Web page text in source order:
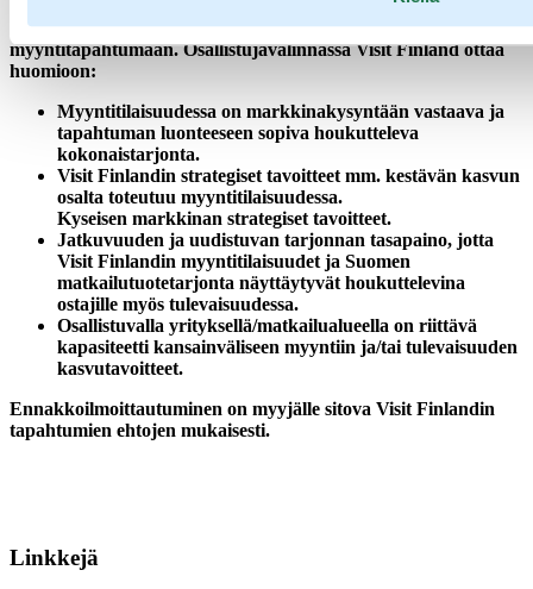
HUOM! Ennakko-ilmoittautuminen on auki 2.2.2026 saakka,
viimeistään sen jälkeen Visit Finland valitsee osallistujat
myyntitapahtumaan. Osallistujavalinnassa Visit Finland ottaa
huomioon:
Myyntitilaisuudessa on markkinakysyntään vastaava ja
tapahtuman luonteeseen sopiva houkutteleva
kokonaistarjonta.
Visit Finlandin strategiset tavoitteet mm. kestävän kasvun
osalta toteutuu myyntitilaisuudessa.
Kyseisen markkinan strategiset tavoitteet.
Jatkuvuuden ja uudistuvan tarjonnan tasapaino, jotta
Visit Finlandin myyntitilaisuudet ja Suomen
matkailutuotetarjonta näyttäytyvät houkuttelevina
ostajille myös tulevaisuudessa.
Osallistuvalla yrityksellä/matkailualueella on riittävä
kapasiteetti kansainväliseen myyntiin ja/tai tulevaisuuden
kasvutavoitteet.
Ennakkoilmoittautuminen on myyjälle sitova Visit Finlandin
tapahtumien ehtojen mukaisesti.
Linkkejä